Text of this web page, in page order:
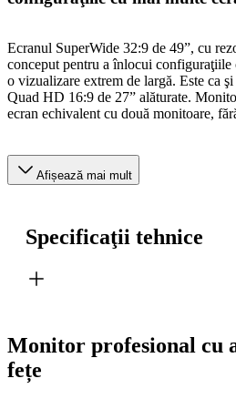
Ecranul SuperWide 32:9 de 49”, cu
conceput pentru a înlocui configuraţiile
o vizualizare extrem de largă. Este ca
Quad HD 16:9 de 27” alăturate.
ecran echivalent cu două monitoare,
Afișează mai mult
Specificaţii tehnice
Monitor profesional cu
fețe